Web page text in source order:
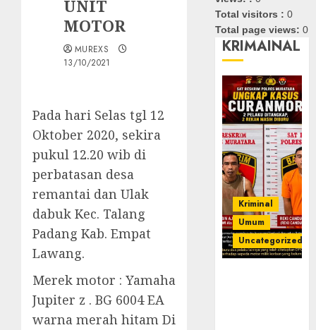
UNIT
MOTOR
MUREXS
13/10/2021
Pada hari Selas tgl 12
Oktober 2020, sekira
pukul 12.20 wib di
perbatasan desa
remantai dan Ulak
dabuk Kec. Talang
Padang Kab. Empat
Lawang.
Merek motor : Yamaha
Jupiter z . BG 6004 EA
warna merah hitam Di
Total visitors :0
Total page views:0
KRIMAINAL
Kriminal
Umum
Uncategorized